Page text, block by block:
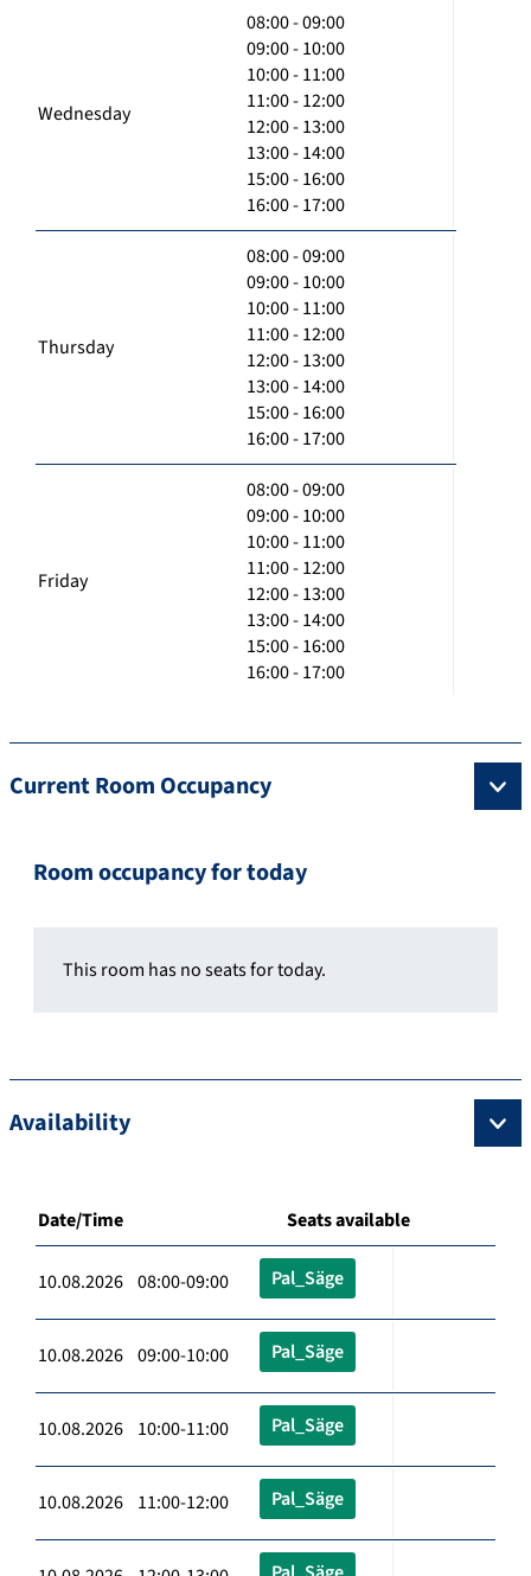
Wednesday
08:00 - 09:00
09:00 - 10:00
10:00 - 11:00
11:00 - 12:00
12:00 - 13:00
13:00 - 14:00
15:00 - 16:00
16:00 - 17:00
Thursday
08:00 - 09:00
09:00 - 10:00
10:00 - 11:00
11:00 - 12:00
12:00 - 13:00
13:00 - 14:00
15:00 - 16:00
16:00 - 17:00
Friday
08:00 - 09:00
09:00 - 10:00
10:00 - 11:00
11:00 - 12:00
12:00 - 13:00
13:00 - 14:00
15:00 - 16:00
16:00 - 17:00
Current Room Occupancy
Room occupancy for today
This room has no seats for today.
Availability
Date/Time Seats available
10.08.2026 08:00-09:00 Pal_Säge
10.08.2026 09:00-10:00 Pal_Säge
10.08.2026 10:00-11:00 Pal_Säge
10.08.2026 11:00-12:00 Pal_Säge